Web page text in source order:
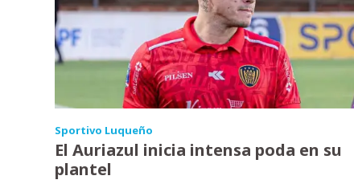
Sportivo Luqueño
El Auriazul inicia intensa poda en su
plantel